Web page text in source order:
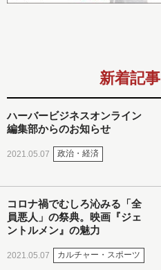
新着記事
ハーバービジネスオンライン
編集部からのお知らせ
2021.05.07 政治・経済
コロナ禍でむしろ沁みる「全
員悪人」の祭典。映画『ジェ
ントルメン』の魅力
2021.05.07 カルチャー・スポーツ